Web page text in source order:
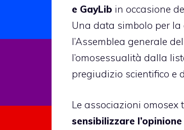
e GayLib in occasione
Una data simbolo per
l’Assemblea generale
l’omosessualità dalla
pregiudizio scientifico e
Le associazioni
sensibilizzare